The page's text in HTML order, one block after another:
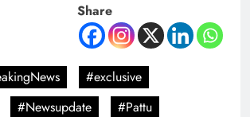
Share
#exclusive
#Newsupdate
#Pattu